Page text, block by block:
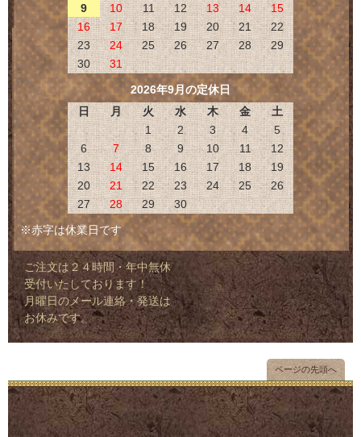
9
10 11 12 13 14
15
16
17 18 19 20 21
22
23
24 25 26 27 28
29
30
31
2026年9月の定休日
日
月 火 水 木 金
土
1
2 3 4
5
6
7 8 9 10 11
12
13
14 15 16 17 18
19
20
21 22 23 24 25
26
27
28 29
30
※赤字は休業日です
ご注文は２４時間・年中無休
受付いたしております！
月曜日のメール連絡・発送は
お休みです。
ページの先頭へ